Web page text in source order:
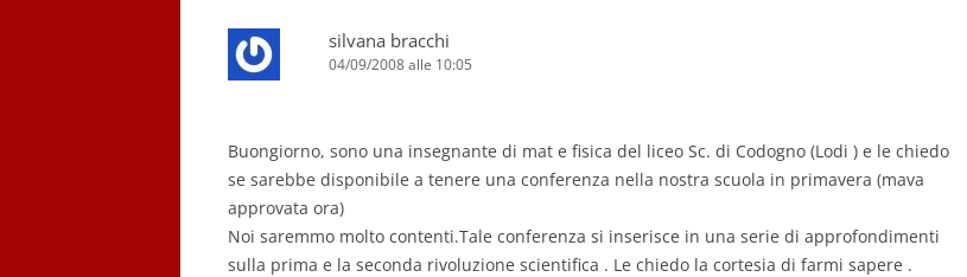
silvana bracchi
04/09/2008 alle 10:05
Buongiorno, sono una insegnante di mat e fisica del liceo Sc. di Codogno (Lodi ) e le chiedo
se sarebbe disponibile a tenere una conferenza nella nostra scuola in primavera (mava
approvata ora)
Noi saremmo molto contenti.Tale conferenza si inserisce in una serie di approfondimenti
sulla prima e la seconda rivoluzione scientifica . Le chiedo la cortesia di farmi sapere .